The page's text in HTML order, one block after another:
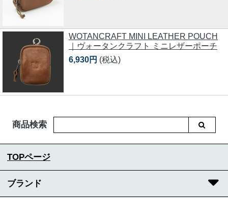
WOTANCRAFT MINI LEATHER POUCH
｜ヴォータンクラフト ミニレザーポーチ
6,930円 (税込)
商品検索
TOPページ
ブランド